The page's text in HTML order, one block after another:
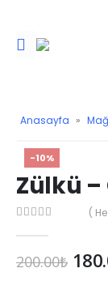
Anasayfa »
-10%
Zülkü –
(
200.00₺